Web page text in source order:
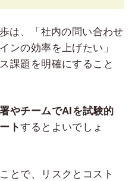
は、「社内の問い合わせ
ンの効率を上げたい」
課題を明確にすること
やチームでAIを試験的
トするとよいでしょ
とで、リスクとコスト